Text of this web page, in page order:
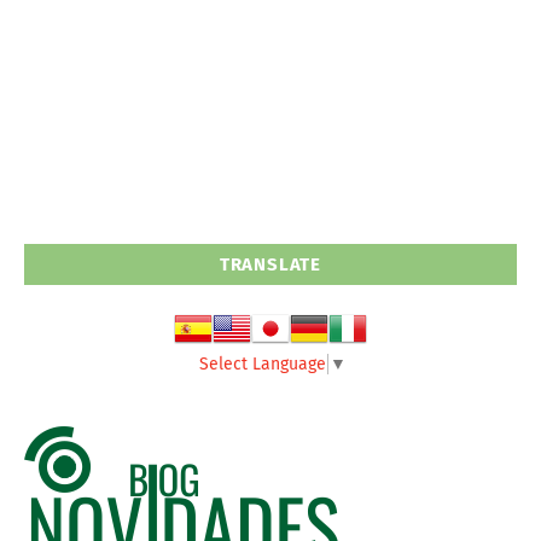
TRANSLATE
Select Language ▼